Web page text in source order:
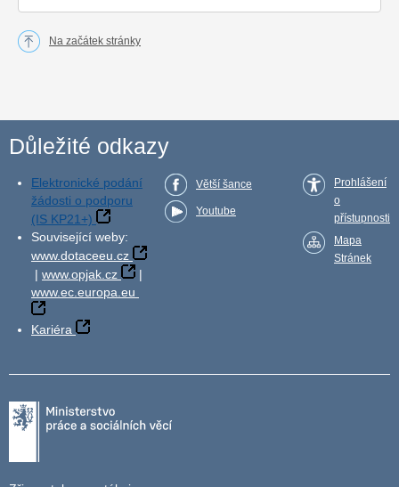
Na začátek stránky
Důležité odkazy
Elektronické podání
žádosti o podporu
(IS KP21+)
Související weby:
www.dotaceeu.cz
| www.opjak.cz
|
www.ec.europa.eu
Kariéra
Větší šance
Youtube
Prohlášení
o
přístupnosti
Mapa
Stránek